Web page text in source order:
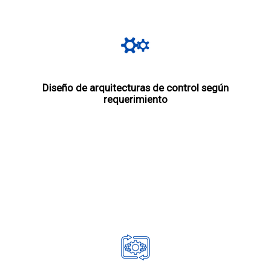
Diseño de arquitecturas de control según
requerimiento